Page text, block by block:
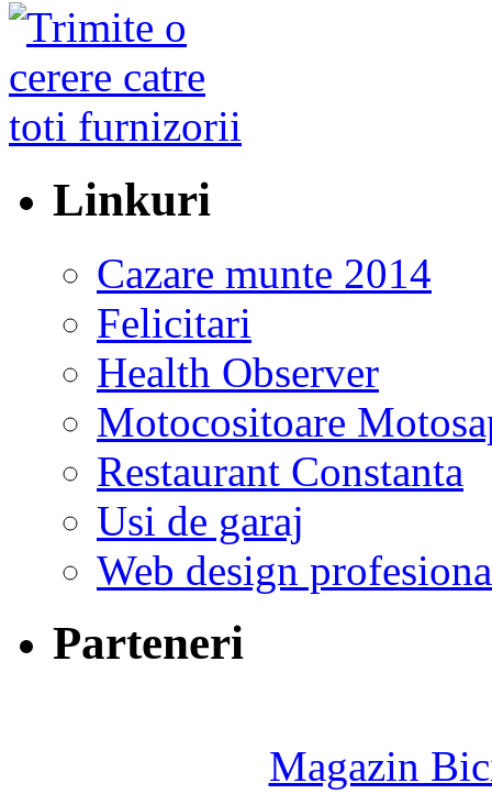
Linkuri
Cazare munte 2014
Felicitari
Health Observer
Motocositoare
Restaurant Constanta
Usi de garaj
Web design
Parteneri
Magazin